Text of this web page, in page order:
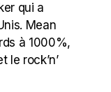
qui a
Mean
à 1000%,
le rock’n’